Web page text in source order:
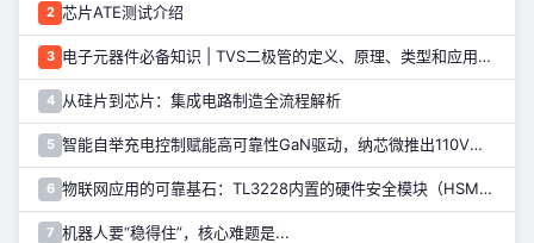
2 芯片ATE测试介绍
3 电子元器件必备知识 | TVS二极管的定义、原理、类型和应用优势
4 从硅片到芯片：集成电路制造全流程解析
5 智能自举充电控制赋能高可靠性GaN驱动，纳芯微推出110V半桥驱动芯片NSD2123
6 物联网应用的可靠基石：TL3228内置的硬件安全模块（HSM）详解
7 机器人要“稳得住”，核心难题是...